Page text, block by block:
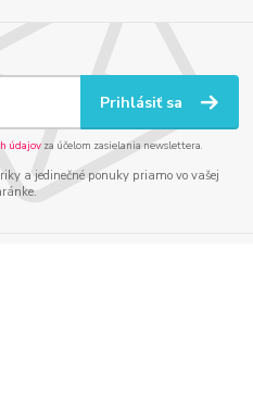
Prihlásiť sa
údajov za účelom zasielania newslettera.
a jedinečné ponuky priamo vo vašej